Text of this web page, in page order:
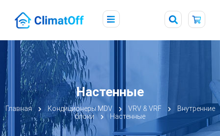
Настенные
Главная Кондиционеры MDV VRV & VRF
Внутренние
блоки
Настенные